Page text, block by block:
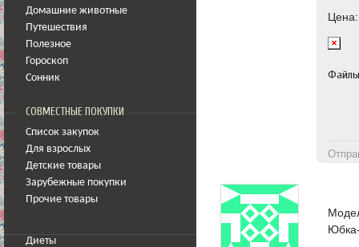
Домашние животные
Путешествия
Полезное
Гороскоп
Сонник
СОВМЕСТНЫЕ ПОКУПКИ
Список закупок
Для взрослых
Детские товары
Зарубежные покупки
Прочие товары
Диеты